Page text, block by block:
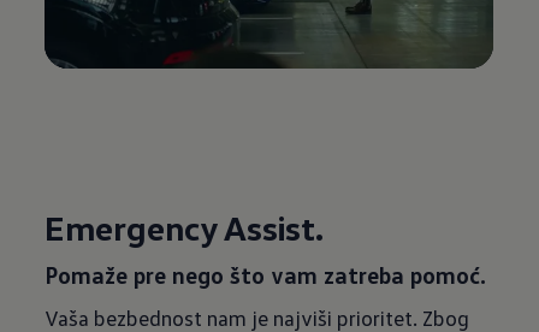
Emergency Assist.
Pomaže pre nego što vam zatreba pomoć.
Vaša bezbednost nam je najviši prioritet. Zbog